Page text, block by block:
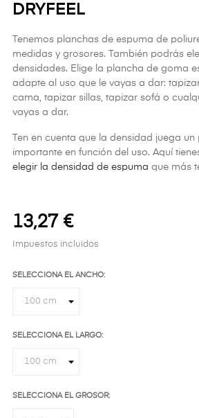
DRYFEEL
Tenemos planchas de espuma de
medidas y grosores. También podrás
densidades. Elige la plancha de goma
adapte al uso que le vayas a dar:
cama, tapizar sillas, tapizar sofá o
vayas a dar.
Ten en cuenta que la densidad juega un
importante en función del uso. Aquí
elegir la densidad de espuma que más
13,27 €
Impuestos incluidos
SELECCIONA EL ANCHO:
SELECCIONA EL LARGO:
SELECCIONA EL GROSOR: